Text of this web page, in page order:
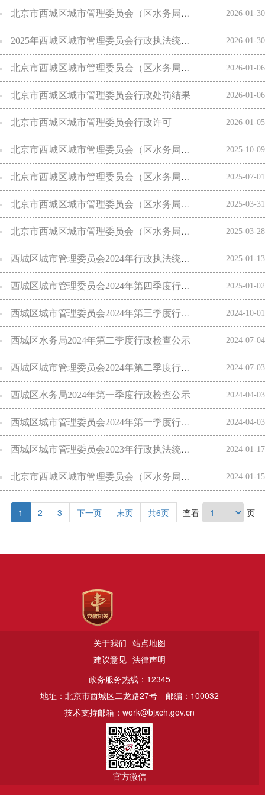
北京市西城区城市管理委员会（区水务局、区交通委）2026年行政检查（含双随机抽查）计划 2026-01-30
2025年西城区城市管理委员会行政执法统计年报 2026-01-30
北京市西城区城市管理委员会（区水务局、区交通委）2025年第四季度行政检查结果公示 2026-01-06
北京市西城区城市管理委员会行政处罚结果 2026-01-06
北京市西城区城市管理委员会行政许可 2026-01-05
北京市西城区城市管理委员会（区水务局、区交通委）2025年第三季度行政检查结果公示 2025-10-09
北京市西城区城市管理委员会（区水务局、区交通委）2025年第二季度行政检查结果公示 2025-07-01
北京市西城区城市管理委员会（区水务局、区交通委）2025年第一季度行政检查结果公示 2025-03-31
北京市西城区城市管理委员会（区水务局、区交通委）2025年行政检查（含双随机抽查）计划 2025-03-28
西城区城市管理委员会2024年行政执法统计年报 2025-01-13
西城区城市管理委员会2024年第四季度行政执法检查公示 2025-01-02
西城区城市管理委员会2024年第三季度行政执法检查公示 2024-10-01
西城区水务局2024年第二季度行政检查公示 2024-07-04
西城区城市管理委员会2024年第二季度行政执法检查公示 2024-07-03
西城区水务局2024年第一季度行政检查公示 2024-04-03
西城区城市管理委员会2024年第一季度行政执法检查公示 2024-04-03
西城区城市管理委员会2023年行政执法统计年报 2024-01-17
北京市西城区城市管理委员会（区水务局、区交通委）2024年行政检查（含双随机抽查）计划 2024-01-15
1 2 3 下一页 末页 共6页 查看 页
关于我们 站点地图
建议意见 法律声明
政务服务热线：12345
地址：北京市西城区二龙路27号
邮编：100032
技术支持邮箱：work@bjxch.gov.cn
官方微信